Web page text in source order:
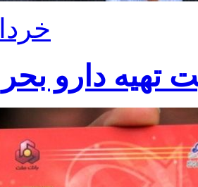
29 خرداد
تهیه دارو